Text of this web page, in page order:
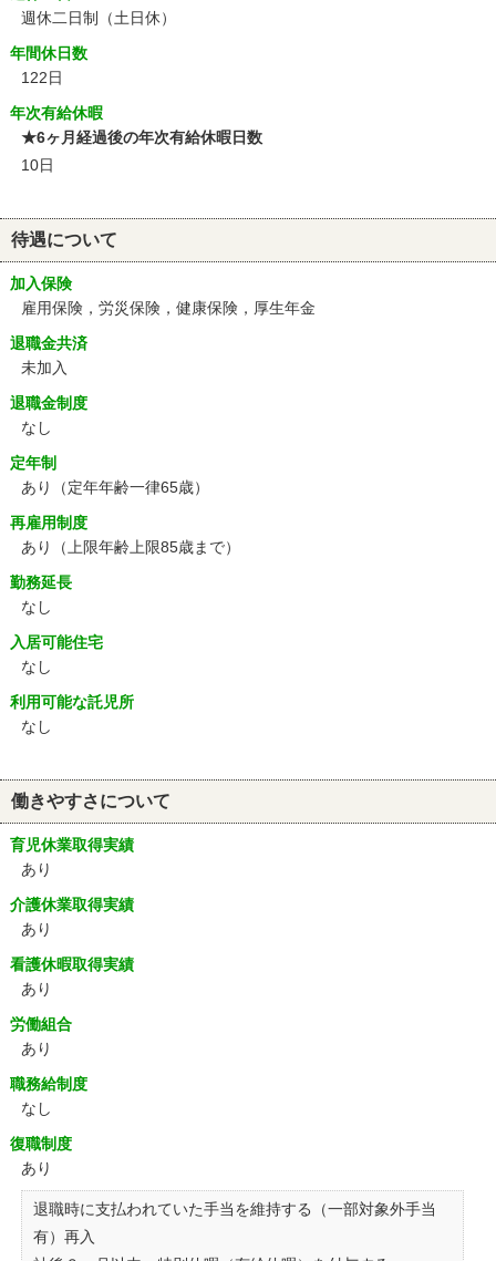
週休二日制（土日休）
年間休日数
122日
年次有給休暇
★6ヶ月経過後の年次有給休暇日数
10日
待遇について
加入保険
雇用保険，労災保険，健康保険，厚生年金
退職金共済
未加入
退職金制度
なし
定年制
あり
（定年年齢一律65歳）
再雇用制度
あり
（上限年齢上限85歳まで）
勤務延長
なし
入居可能住宅
なし
利用可能な託児所
なし
働きやすさについて
育児休業取得実績
あり
介護休業取得実績
あり
看護休暇取得実績
あり
労働組合
あり
職務給制度
なし
復職制度
あり
退職時に支払われていた手当を維持する（一部対象外手当
有）再入